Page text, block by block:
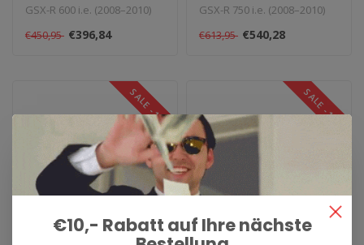
GSX-R 600 i.e. (2008–2010)
Aluminium Race-Tech Slip-..
€450,95 €396,84
GSX-R 750 i.e. (2008–2010)
Titanium Works Slip-On. T..
€613,95 €540,28
SALE -12% SALE -12%
€10,- Rabatt auf Ihre nächste